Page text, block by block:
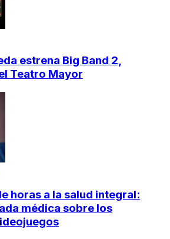
estrena Big Band 2,
Teatro Mayor
horas a la salud integral:
médica sobre los